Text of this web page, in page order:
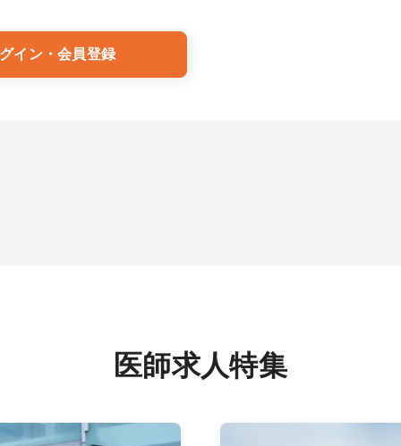
イン・会員登録
医師求人特集